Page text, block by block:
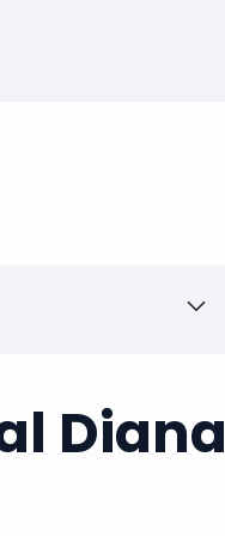
Diana